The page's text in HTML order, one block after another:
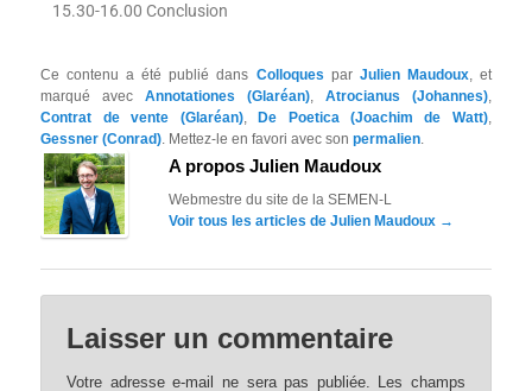
15.30-16.00 Conclusion
Ce contenu a été publié dans Colloques par Julien Maudoux, et
marqué avecAnnotationes (Glaréan), Atrocianus (Johannes),
Contrat de vente (Glaréan), De Poetica (Joachim de Watt),
Gessner (Conrad). Mettez-le en favori avec sonpermalien.
A propos Julien Maudoux
Webmestre du site de la SEMEN-L
Voir tous les articles de Julien Maudoux →
Laisser un commentaire
Votre adresse e-mail ne sera pas publiée. Les champs